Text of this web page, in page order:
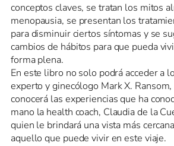
conceptos claves, se tratan los mitos
menopausia, se presentan los
para disminuir ciertos síntomas y se
cambios de hábitos para que pueda
forma plena.
En este libro no solo podrá acceder a
experto y ginecólogo Mark X.
conocerá las experiencias que ha
mano la health coach, Claudia de la
quien le brindará una vista más
aquello que puede vivir en este viaje.